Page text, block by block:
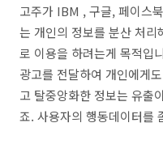
고주가 IBM , 구글, 페이스
는 개인의 정보를 분산 처리
로 이용을 하려는게 목적입
광고를 전달하여 개인에게
고 탈중앙화한 정보는 유출
죠. 사용자의 행동데이터를